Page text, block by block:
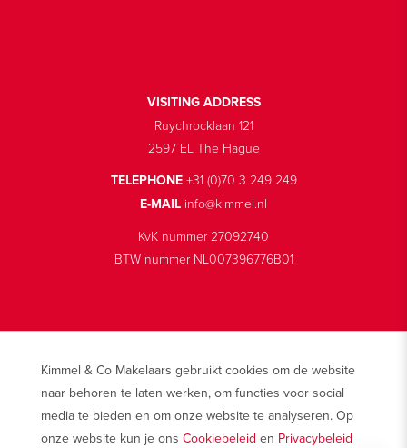
Kimmel & Co Makelaars gebruikt cookies om de website
naar behoren te laten werken, om functies voor social
media te bieden en om onze website te analyseren. Op
onze website kun je ons Cookiebeleid en Privacybeleid
VISITING ADDRESS
Ruychrocklaan 121
2597 EL The Hague
TELEPHONE+31 (0)70 3 249 249
E-MAIL info@kimmel.nl
KvK nummer 27092740
BTW nummer NL007396776B01
© 2026 Makelaarskantoor Kimmel & Co
Disclaimer
Privacy
Cookies